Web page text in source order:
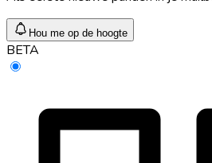
Hou me op de hoogte
BETA